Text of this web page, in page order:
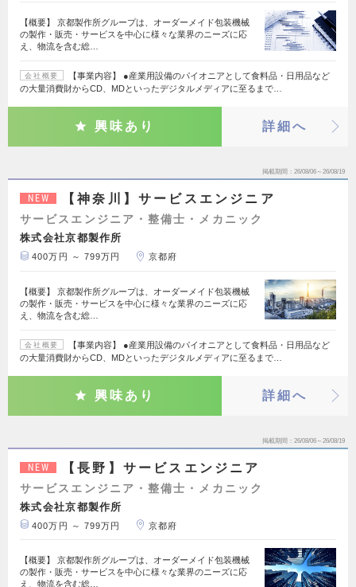
【概要】 京都製作所グループは、オーダーメイド包装機械
の製作・販売・サービスを中心に様々な業界のニーズに応
え、物流を含む総…
会社概要
【事業内容】 ●産業用設備のパイオニアとして食料品・日用品など
の大量消費財からCD、MDといったデジタルメディアに至るまで…
興味あり 詳細へ
掲載期間 26/08/06～26/08/19
NEW 【神奈川】サービスエンジニア
サービスエンジニア・整備士・メカニック
株式会社京都製作所
400万円 ～ 799万円 京都府
【概要】 京都製作所グループは、オーダーメイド包装機械
の製作・販売・サービスを中心に様々な業界のニーズに応
え、物流を含む総…
会社概要
【事業内容】 ●産業用設備のパイオニアとして食料品・日用品など
の大量消費財からCD、MDといったデジタルメディアに至るまで…
興味あり 詳細へ
掲載期間 26/08/06～26/08/19
NEW 【長野】サービスエンジニア
サービスエンジニア・整備士・メカニック
株式会社京都製作所
400万円 ～ 799万円 京都府
【概要】 京都製作所グループは、オーダーメイド包装機械
の製作・販売・サービスを中心に様々な業界のニーズに応
え、物流を含む総…